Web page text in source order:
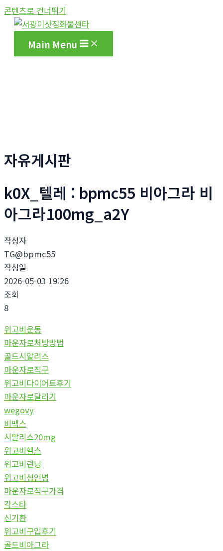
콘텐츠로 건너뛰기
Main Menu
자유게시판
k0X_텔레 : bpmc55 비아그라 비
아그라100mg_a2Y
작성자
TG@bpmc55
작성일
2026-05-03 19:26
조회
8
위고비운동
마운자로처방방법
골드시알리스
마운자로직구
위고비다이어트후기
마운자로달리기
wegovy
비맥스
시알리스20mg
위고비헬스
위고비런닝
위고비성인병
마운자로직구가격
칵스타
신기환
위고비구입후기
골드비아그라